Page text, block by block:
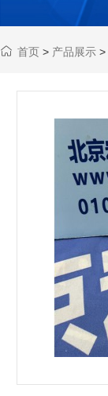
首页 > 产品展示 >